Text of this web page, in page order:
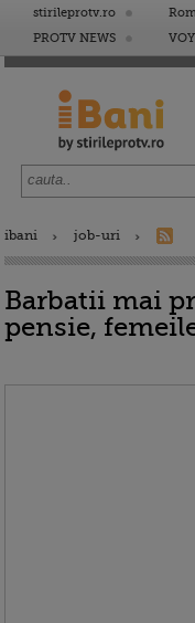
stirileprotv.ro
PROTV NEWS
ibani job-uri
Barbatii mai
pensie,